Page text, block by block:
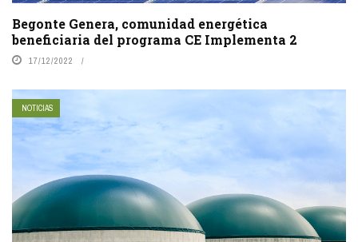
Begonte Genera, comunidad energética
beneficiaria del programa CE Implementa 2
17/12/2022
NOTICIAS